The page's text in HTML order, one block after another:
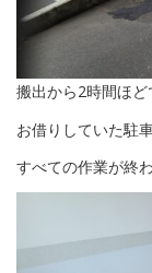
搬出から2時間ほど
お借りしていた駐
すべての作業が終